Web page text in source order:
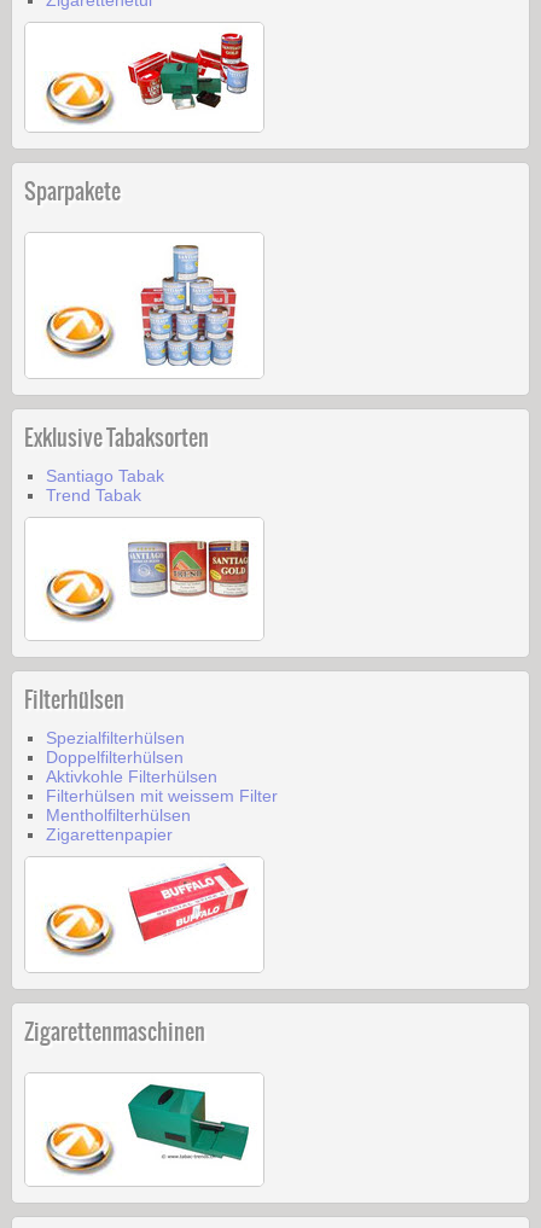
Sparpakete
Exklusive Tabaksorten
Santiago Tabak
Trend Tabak
Filterhülsen
Spezialfilterhülsen
Doppelfilterhülsen
Aktivkohle Filterhülsen
Filterhülsen mit weissem Filter
Mentholfilterhülsen
Zigarettenpapier
Zigarettenmaschinen